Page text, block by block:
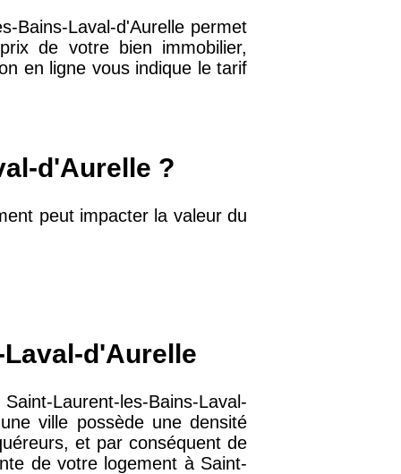
32 €
34 €
37 €
38 €
Bains-Laval-d'Aurelle permet
de votre bien immobilier,
en ligne vous indique le tarif
d'Aurelle ?
peut impacter la valeur du
d'Aurelle
Laurent-les-Bains-Laval-
ville possède une densité
et par conséquent de
de votre logement à Saint-